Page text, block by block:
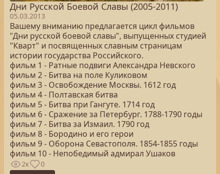
Дни Русской Боевой Славы (2005-2011)
05.03.2013
Вашему вниманию предлагается цикл фильмов
"Дни русской боевой славы", выпущенных студией
"Кварт" и посвященных славным страницам
истории государства Российского.
фильм 1 - Ратные подвиги Александра Невского
фильм 2 - Битва на поле Куликовом
фильм 3 - Освобождение Москвы. 1612 год
фильм 4 - Полтавская битва
фильм 5 - Битва при Гангуте. 1714 год
фильм 6 - Сражение за Петербург. 1788-1790 годы
фильм 7 - Битва за Измаил. 1790 год
фильм 8 - Бородино и его герои
фильм 9 - Оборона Севастополя. 1854-1855 годы
фильм 10 - Непобедимый адмирал Ушаков
2к 0